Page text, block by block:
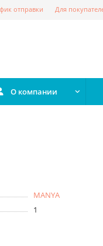
отправки Для
О компании
MANYA
1